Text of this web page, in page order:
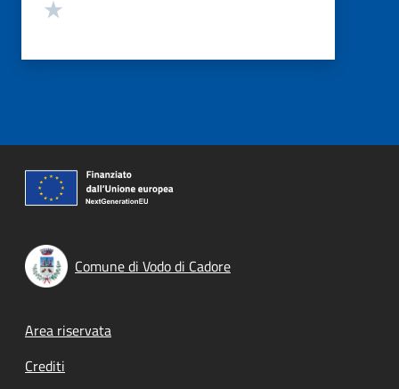
Comune di Vodo di Cadore
Footer menu
Area riservata
Crediti